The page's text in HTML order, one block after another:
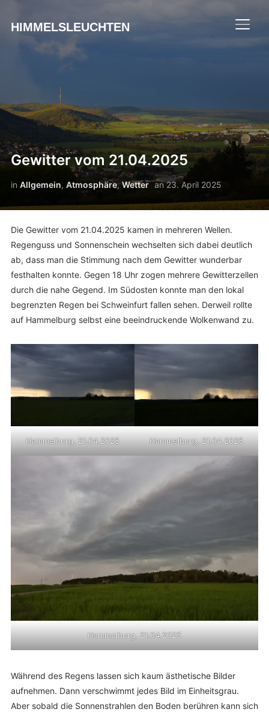
HIMMELSLEUCHTEN
Gewitter vom 21.04.2025
in Allgemein, Atmosphäre,Wetter an23. April 2025
Die Gewitter vom 21.04.2025 kamen in mehreren Wellen.
Regenguss und Sonnenschein wechselten sich dabei deutlich
ab, dass man die Stimmung nach dem Gewitter wunderbar
festhalten konnte. Gegen 18 Uhr zogen mehrere Gewitterzellen
durch die nahe Gegend. Im Südosten konnte man den lokal
begrenzten Regen bei Schweinfurt fallen sehen. Derweil rollte
auf Hammelburg selbst eine beeindruckende Wolkenwand zu.
Hammelburg, 21.04.2025 Hammelburg, 21.04.2025
Hammelburg, 21.04.2025
Während des Regens lassen sich kaum ästhetische Bilder
aufnehmen. Dann verschwimmt jedes Bild im Einheitsgrau.
Aber sobald die Sonnenstrahlen den Boden berühren kann sich